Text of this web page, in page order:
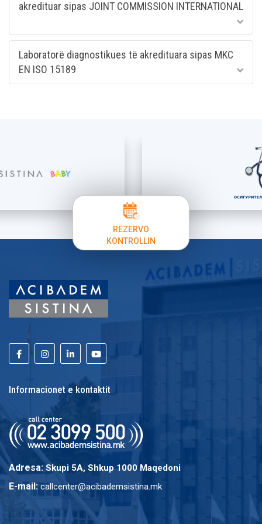
akredituar sipas JOINT COMMISSION INTERNATIONAL
Laboratorë diagnostikues të akredituara sipas MKC
EN ISO 15189
REZERVO
KONTROLLIN
Informacionet e kontaktit
Adresa: Skupi 5A, Shkup 1000 Maqedoni
E-mail: callcenter@acibademsistina.mk